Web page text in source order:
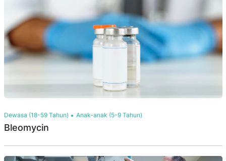
Dewasa (18-59 Tahun) Anak-anak (5-9 Tahun)
Bleomycin